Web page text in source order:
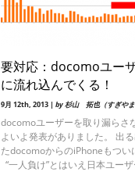
要対応：docomoユー
に流れ込んでくる！
9月 12th, 2013 | by 杉山 拓也（すぎや
docomoユーザーを取り漏らさ
よいよ発表がありました。 出
たdocomoからのiPhoneもつい
“一人負け”とはいえ日本ユー